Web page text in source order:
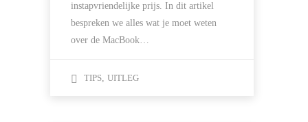
instapvriendelijke prijs. In dit artikel
bespreken we alles wat je moet weten
over de MacBook…
TIPS, UITLEG